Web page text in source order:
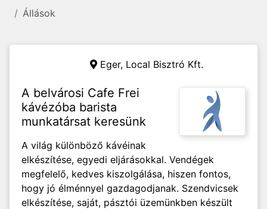
Állások
Eger, Local Bisztró Kft.
A belvárosi Cafe Frei
kávézóba barista
munkatársat keresünk
A világ különböző kávéinak
elkészítése, egyedi eljárásokkal. Vendégek
megfelelő, kedves kiszolgálása, hiszen fontos,
hogy jó élménnyel gazdagodjanak. Szendvicsek
elkészítése, saját, pásztói üzemünkben készült